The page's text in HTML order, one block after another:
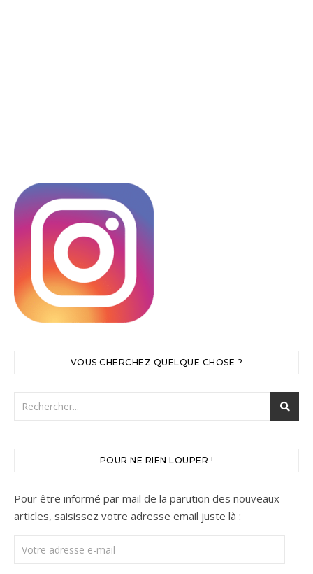
VOUS CHERCHEZ QUELQUE CHOSE ?
POUR NE RIEN LOUPER !
Pour être informé par mail de la parution des nouveaux
articles, saisissez votre adresse email juste là :
Votre adresse e-mail